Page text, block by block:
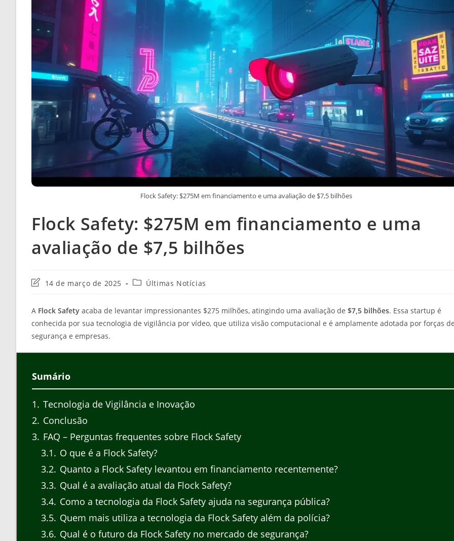
Flock Safety: $275M em financiamento e uma avaliação de $7,5 bilhões
Flock Safety: $275M em financiamento e uma
avaliação de $7,5 bilhões
Última
post:
14 de março de 2025
Categoria
Últimas Notícias
A Flock Safety acaba de levantar impressionantes $275 milhões, atingindo uma avaliação de $7,5 bilhões. Essa startup é
conhecida por sua tecnologia de vigilância por vídeo, que utiliza visão computacional e é amplamente adotada por forças
segurança e empresas.
Sumário
1
Tecnologia de Vigilância e Inovação
2 Conclusão
3 FAQ – Perguntas frequentes sobre Flock Safety
3.1
O que é a Flock Safety?
3.2 Quanto a Flock Safety levantou em financiamento recentemente?
3.3 Qual é a avaliação atual da Flock Safety?
3.4 Como a tecnologia da Flock Safety ajuda na segurança pública?
3.5 Quem mais utiliza a tecnologia da Flock Safety além da polícia?
3.6 Qual é o futuro da Flock Safety no mercado de segurança?